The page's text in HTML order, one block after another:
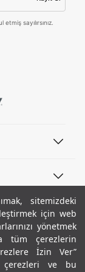
sitemizdeki
için web
yönetmek
tüm çerezlerin
İzin Ver”
çerezleri ve bu
etmiş sayılırsınız.